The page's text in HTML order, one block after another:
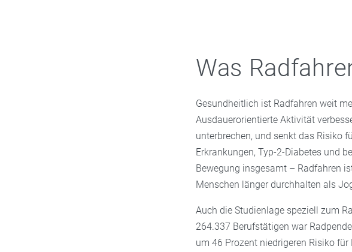
Was
Gesundheitlich ist Radfahren weit
Ausdauerorientierte Aktivität
unterbrechen, und senkt das Risiko
Erkrankungen, Typ-2-Diabetes und
Bewegung insgesamt – Radfahren
Menschen länger durchhalten als
Auch die Studienlage speziell zum
264.337 Berufstätigen war
um 46 Prozent niedrigeren Risiko